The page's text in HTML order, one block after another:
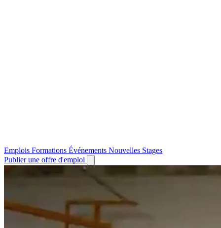
Emplois Formations Événements Nouvelles Stages
Publier une offre d'emploi